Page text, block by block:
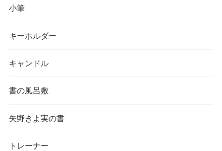
小筆
キーホルダー
キャンドル
書の風呂敷
矢野きよ実の書
トレーナー